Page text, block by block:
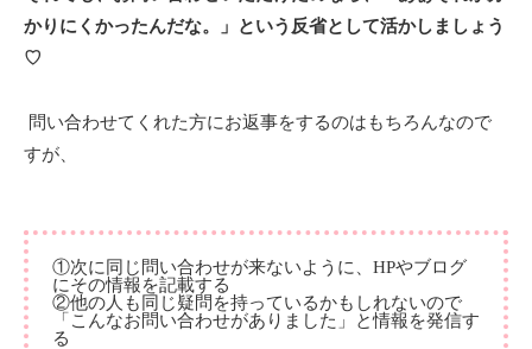
かりにくかったんだな。」という反省として活かしましょう
♡
問い合わせてくれた方にお返事をするのはもちろんなので
すが、
①次に同じ問い合わせが来ないように、HPやブログ
にその情報を記載する
②他の人も同じ疑問を持っているかもしれないので
「こんなお問い合わせがありました」と情報を発信す
る